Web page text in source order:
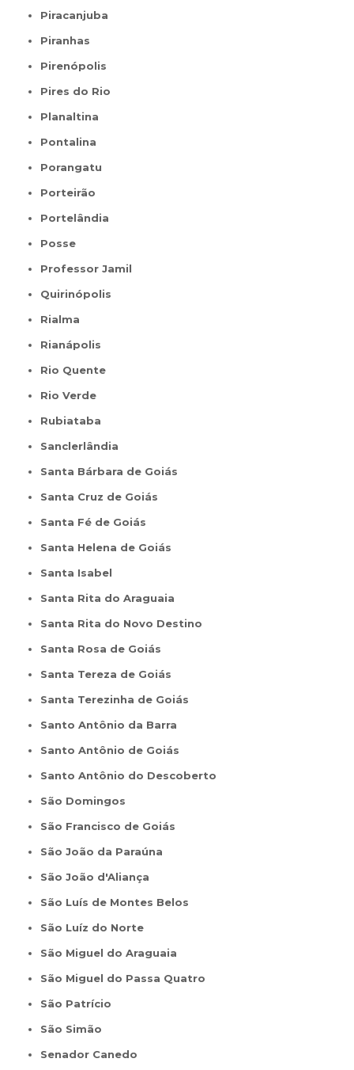
Piracanjuba
Piranhas
Pirenópolis
Pires do Rio
Planaltina
Pontalina
Porangatu
Porteirão
Portelândia
Posse
Professor Jamil
Quirinópolis
Rialma
Rianápolis
Rio Quente
Rio Verde
Rubiataba
Sanclerlândia
Santa Bárbara de Goiás
Santa Cruz de Goiás
Santa Fé de Goiás
Santa Helena de Goiás
Santa Isabel
Santa Rita do Araguaia
Santa Rita do Novo Destino
Santa Rosa de Goiás
Santa Tereza de Goiás
Santa Terezinha de Goiás
Santo Antônio da Barra
Santo Antônio de Goiás
Santo Antônio do Descoberto
São Domingos
São Francisco de Goiás
São João da Paraúna
São João d'Aliança
São Luís de Montes Belos
São Luíz do Norte
São Miguel do Araguaia
São Miguel do Passa Quatro
São Patrício
São Simão
Senador Canedo